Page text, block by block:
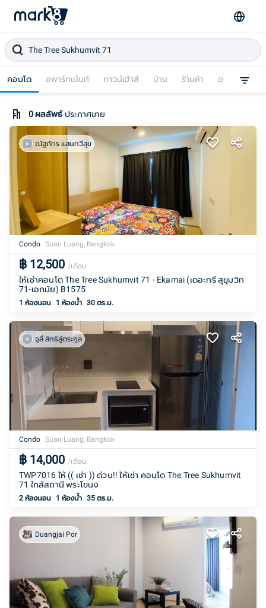
คอนโด อพาร์ทเม้นท์ ทาวน์เฮ้าส์ บ้าน ร้านค้า อาคารพาณิช
0ผลลัพธ์ ประกาศขาย
ณัฐภัทร แสนทวีสุข
Condo Suan Luang, Bangkok
฿ 12,500 /เดือน
ให้เช่าคอนโด The Tree Sukhumvit 71 - Ekamai (เดอะทรี สุขุมวิท
71-เอกมัย) B1575
1 ห้องนอน 1 ห้องน้ำ 30 ตร.ม.
จูลี่ สิทธิลู่ตระกูล
Condo Suan Luang, Bangkok
฿ 14,000 /เดือน
TWP7016 ให้ (( เช่า )) ด่วน!! ให้เช่า คอนโด The Tree Sukhumvit
71 ใกล้สถานี พระโขนง
2 ห้องนอน 1 ห้องน้ำ 35 ตร.ม.
Duangjai Por